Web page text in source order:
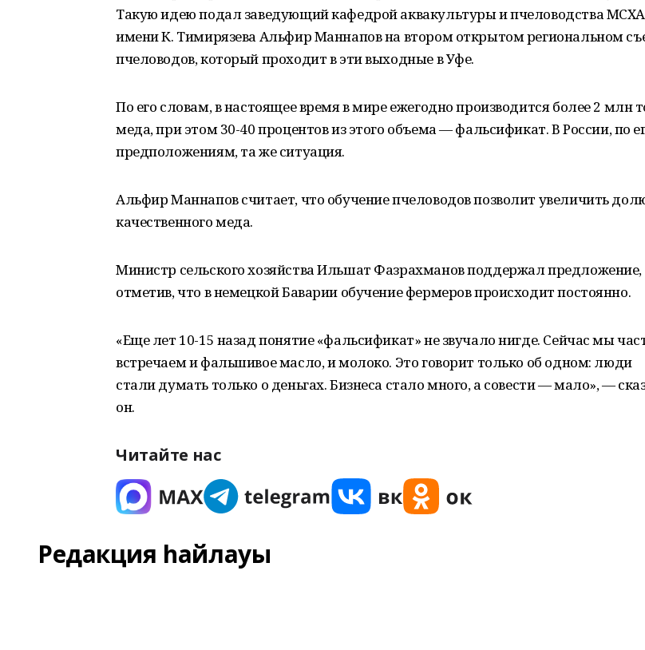
Такую идею подал заведующий кафедрой аквакультуры и пчеловодства МСХА
имени К. Тимирязева Альфир Маннапов на втором открытом региональном
пчеловодов, который проходит в эти выходные в Уфе.
По его словам, в настоящее время в мире ежегодно производится более 2 млн
меда, при этом 30-40 процентов из этого объема — фальсификат. В России, по
предположениям, та же ситуация.
Альфир Маннапов считает, что обучение пчеловодов позволит увеличить
качественного меда.
Министр сельского хозяйства Ильшат Фазрахманов поддержал предложение,
отметив, что в немецкой Баварии обучение фермеров происходит постоянно.
«Еще лет 10-15 назад понятие «фальсификат» не звучало нигде. Сейчас мы
встречаем и фальшивое масло, и молоко. Это говорит только об одном: люди
стали думать только о деньгах. Бизнеса стало много, а совести — мало», —
он.
Читайте нас
Редакция һайлауы